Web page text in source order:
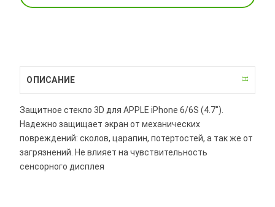
ОПИСАНИЕ
Защитное стекло 3D для APPLE iPhone 6/6S (4.7").
Надежно защищает экран от механических
повреждений: сколов, царапин, потертостей, а так же от
загрязнений. Не влияет на чувствительность
сенсорного дисплея